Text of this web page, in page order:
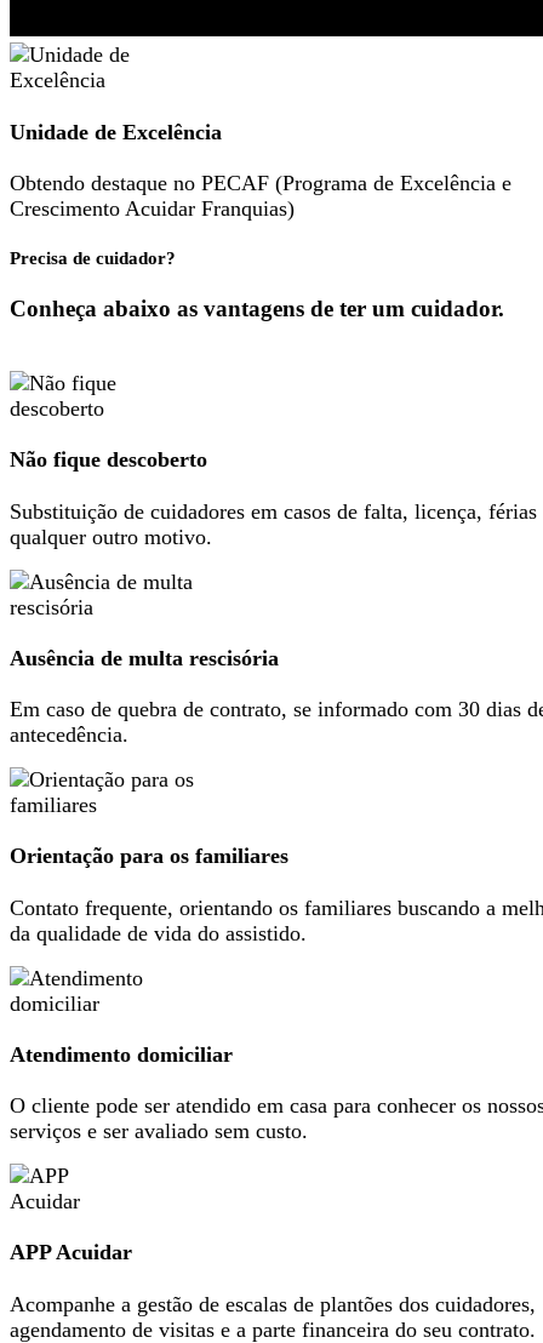
Unidade de Excelência
Obtendo destaque no PECAF (Programa de Excelência e
Crescimento Acuidar Franquias)
Precisa de cuidador?
Conheça abaixo as vantagens de ter um cuidador.
Não fique descoberto
Substituição de cuidadores em casos de falta, licença, férias
qualquer outro motivo.
Ausência de multa rescisória
Em caso de quebra de contrato, se informado com 30 dias
antecedência.
Orientação para os familiares
Contato frequente, orientando os familiares buscando a
da qualidade de vida do assistido.
Atendimento domiciliar
O cliente pode ser atendido em casa para conhecer os
serviços e ser avaliado sem custo.
APP Acuidar
Acompanhe a gestão de escalas de plantões dos cuidadores,
agendamento de visitas e a parte financeira do seu contrato.